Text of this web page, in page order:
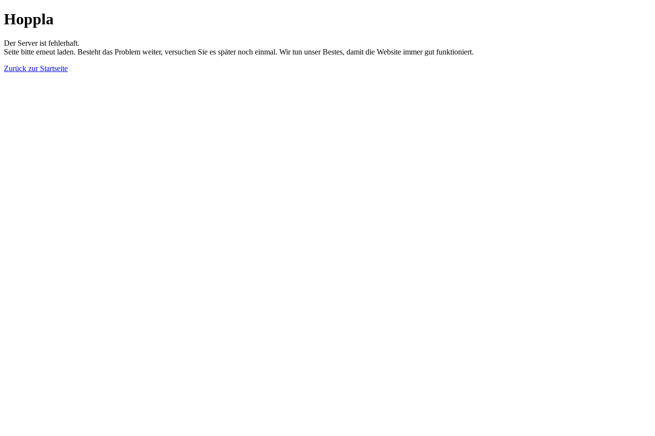
Hoppla
Der Server ist fehlerhaft.
Seite bitte erneut laden. Besteht das Problem weiter, versuchen Sie es später noch einmal. Wir tun unser Bestes, damit die Website immer gut funktioniert.
Zurück zur Startseite